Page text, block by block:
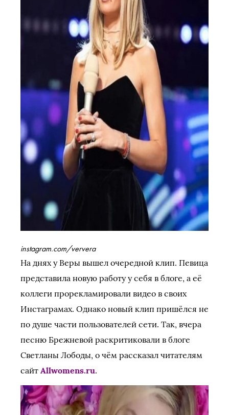
instagram.com/ververa
На днях у Веры вышел очередной клип. Певица
представила новую работу у себя в блоге, а её
коллеги прорекламировали видео в своих
Инстаграмах. Однако новый клип пришёлся не
по душе части пользователей сети. Так, вчера
песню Брежневой раскритиковали в блоге
Светланы Лободы, о чём рассказал читателям
сайт Allwomens.ru.